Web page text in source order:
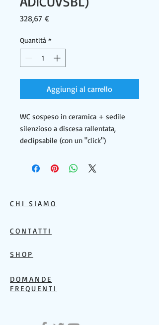
328,67 €Prezzo
Quantità *
Aggiungi al carrello
WC sospeso in ceramica + sedile
silenzioso a discesa rallentata,
declipsabile (con un "click")
CHI SIAMO
CONTATTI
SHOP
DOMANDE
FREQUENTI